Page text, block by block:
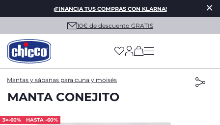
¡FINANCIA TUS COMPRAS CON KLARNA!
10€ de descuento GRATIS
(has more options
Mantas y sábanas para cuna y moisés
MANTA CONEJITO
3=-60%
HASTA -60%